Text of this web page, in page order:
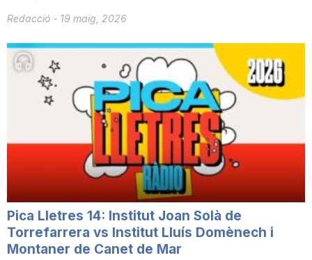
t
d
a
r
Redacció - 19 maig, 2026
Pica Lletres 14: Institut Joan Solà de
Torrefarrera vs Institut Lluís Domènech i
Montaner de Canet de Mar